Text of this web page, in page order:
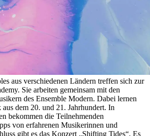
aus verschiedenen Ländern treffen sich zur
Sie arbeiten gemeinsam mit den
des Ensemble Modern. Dabei lernen
dem 20. und 21. Jahrhundert. In
bekommen die Teilnehmenden
von erfahrenen Musikerinnen und
gibt es das Konzert „Shifting Tides“. Es